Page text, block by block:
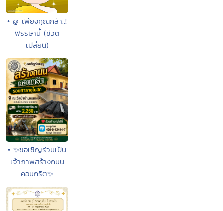
• @ เพียงคุณกล้า..!
พรรษานี้ (ชีวิต
เปลี่ยน)
• ✨ขอเชิญร่วมเป็น
เจ้าภาพสร้างถนน
คอนกรีต✨